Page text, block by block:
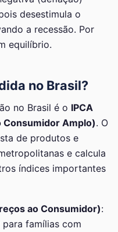
desestimula o
a recessão. Por
equilíbrio.
no Brasil?
no Brasil é o IPCA
Consumidor Amplo). O
de produtos e
e calcula
índices importantes
ao Consumidor):
famílias com